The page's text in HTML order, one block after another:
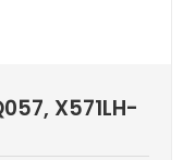
X571LH-